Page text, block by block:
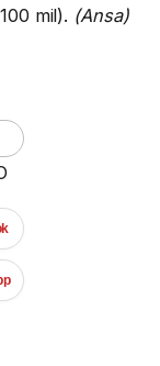
mil). (Ansa)